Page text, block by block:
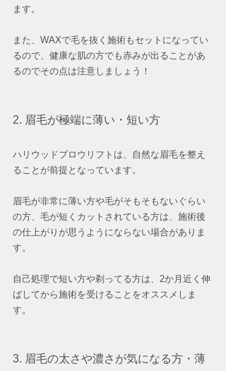
ます。
また、WAXで毛を抜く施術もセットになってい
るので、健康な肌の方でも赤みが出ることがあ
るのでその点は注意しましょう！
2. 眉毛が極端に薄い・短い方
ハリウッドブロウリフトは、自然な眉毛を整え
ることが前提となっています。
眉毛が非常に薄い方や毛がそもそもないぐらい
の方、毛が短くカットされている方は、施術後
の仕上がりが思うようにならない場合がありま
す。
自己処理で短い方や剃ってる方は、2か月近く伸
ばしてから施術を受けることをオススメしま
す。
3. 眉毛の太さや濃さが気になる方・薄